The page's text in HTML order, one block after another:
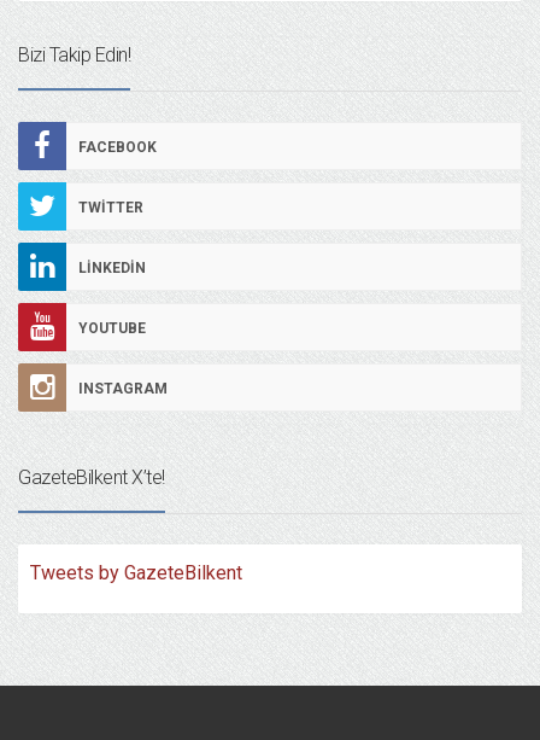
Bizi Takip Edin!
FACEBOOK
TWITTER
LINKEDIN
YOUTUBE
INSTAGRAM
GazeteBilkent X’te!
Tweets by GazeteBilkent